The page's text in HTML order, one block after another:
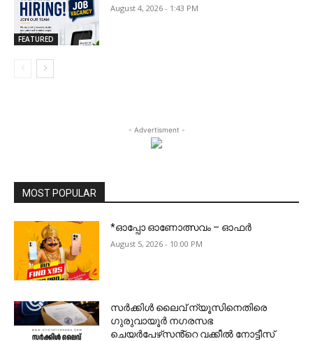
FEATURED
August 4, 2026 - 1:43 PM
- Advertisment -
MOST POPULAR
*ഓപ്പോ ഓണോത്സവം – ഓഫർ
August 5, 2026 - 10:00 PM
സർക്കിൾ ലൈവ് ന്യൂസിനെതിരെ
ഗുരുവായൂർ നഗരസഭ
ചെയർപേഴ്‌സൻ്റെ വക്കീൽ നോട്ടീസ്